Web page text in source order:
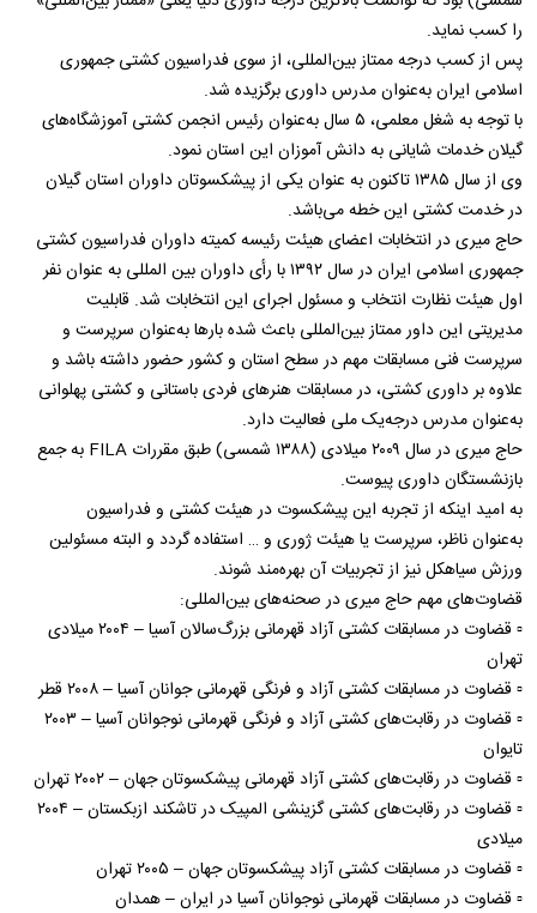
را کسب نماید.
پس از کسب درجه ممتاز بین‌المللی، از سوی فدراسیون کشتی جمهوری
اسلامی ایران به‌عنوان مدرس داوری برگزیده شد.
با توجه به شغل معلمی، ۵ سال به‌عنوان رئیس انجمن کشتی آموزشگاه‌های
گیلان خدمات شایانی به دانش آموزان این استان نمود.
وی از سال ۱۳۸۵ تاکنون به‌ عنوان یکی از پیشکسوتان داوران استان گیلان
در خدمت کشتی این خطه می‌باشد.
حاج میری در انتخابات اعضای هیئت رئیسه کمیته داوران فدراسیون کشتی
جمهوری اسلامی ایران در سال ۱۳۹۲ با رأی داوران بین المللی به عنوان نفر
اول هیئت نظارت انتخاب و مسئول اجرای این انتخابات شد. قابلیت
مدیریتی این داور ممتاز بین‌المللی باعث شده بارها به‌عنوان سرپرست و
سرپرست فنی مسابقات مهم در سطح استان و کشور حضور داشته باشد و
علاوه بر داوری کشتی، در مسابقات هنرهای فردی باستانی و کشتی پهلوانی
به‌عنوان مدرس درجه‌یک ملی فعالیت دارد.
حاج میری در سال ۲۰۰۹ میلادی (۱۳۸۸ شمسی) طبق مقررات FILA به جمع
بازنشستگان داوری پیوست.
به امید اینکه از تجربه این پیشکسوت در هیئت کشتی و فدراسیون
به‌عنوان ناظر، سرپرست یا هیئت ژوری و … استفاده گردد و البته مسئولین
ورزش سیاهکل نیز از تجربیات آن بهره‌مند شوند.
قضاوت‌های مهم حاج میری در صحنه‌های بین‌المللی:
▫️ قضاوت در مسابقات کشتی آزاد قهرمانی بزرگ‌سالان آسیا – ۲۰۰۴ میلادی
تهران
▫️ قضاوت در مسابقات کشتی آزاد و فرنگی قهرمانی جوانان آسیا – ۲۰۰۸ قطر
▫️ قضاوت در رقابت‌های کشتی آزاد و فرنگی قهرمانی نوجوانان آسیا – ۲۰۰۳
تایوان
▫️ قضاوت در رقابت‌های کشتی آزاد قهرمانی پیشکسوتان جهان – ۲۰۰۲ تهران
▫️ قضاوت در رقابت‌های کشتی گزینشی المپیک در تاشکند ازبکستان – ۲۰۰۴
میلادی
▫️ قضاوت در مسابقات کشتی آزاد پیشکسوتان جهان – ۲۰۰۵ تهران
▫️ قضاوت در مسابقات قهرمانی نوجوانان آسیا در ایران – همدان